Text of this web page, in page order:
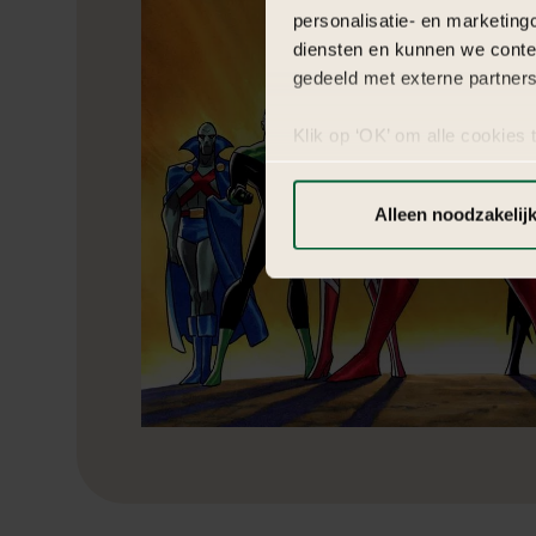
personalisatie- en
diensten en kunnen we
gedeeld met externe
Klik op ‘OK’ om alle
Alleen